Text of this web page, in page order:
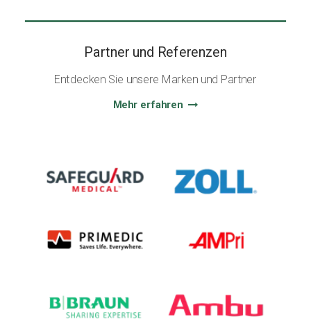
Partner und Referenzen
Entdecken Sie unsere Marken und Partner
Mehr erfahren